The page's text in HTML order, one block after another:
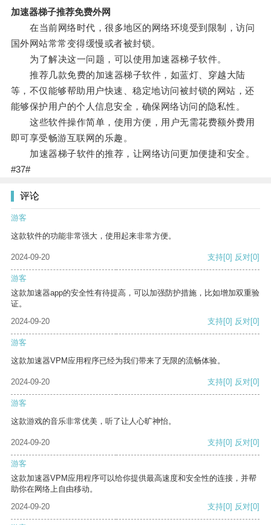
加速器梯子推荐免费外网
在当前网络时代，很多地区的网络环境受到限制，访问
国外网站常常变得缓慢或者被封锁。
为了解决这一问题，可以使用加速器梯子软件。
推荐几款免费的加速器梯子软件，如蓝灯、穿越大陆
等，不仅能够帮助用户快速、稳定地访问被封锁的网站，还
能够保护用户的个人信息安全，确保网络访问的隐私性。
这些软件操作简单，使用方便，用户无需花费额外费用
即可享受畅游互联网的乐趣。
加速器梯子软件的推荐，让网络访问更加便捷和安全。
#37#
评论
游客
这款软件的功能非常强大，使用起来非常方便。
2024-09-20 支持[0] 反对[0]
游客
这款加速器app的安全性有待提高，可以加强防护措施，比如增加双重验
证。
2024-09-20
支持[0] 反对[0]
游客
这款加速器VPM应用程序已经为我们带来了无限的流畅体验。
2024-09-20 支持[0] 反对[0]
游客
这款游戏的音乐非常优美，听了让人心旷神怡。
2024-09-20 支持[0] 反对[0]
游客
这款加速器VPM应用程序可以给你提供最高速度和安全性的连接，并帮
助你在网络上自由移动。
2024-09-20
支持[0] 反对[0]